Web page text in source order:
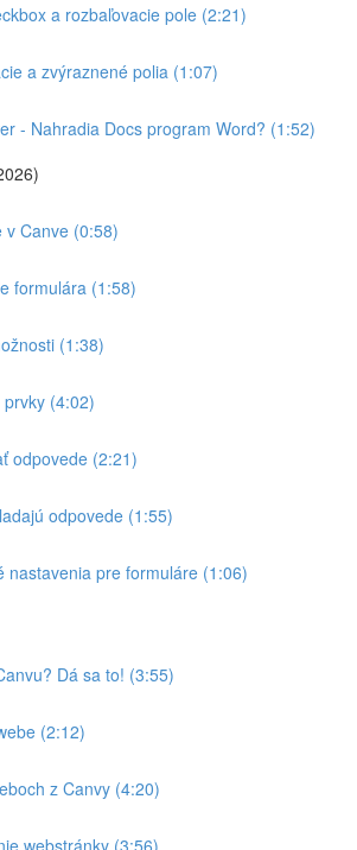
a rozbaľovacie pole (2:21)
a zvýraznené polia (1:07)
- Nahradia Docs program Word? (1:52)
v Canve (0:58)
formulára (1:58)
(1:38)
(4:02)
odpovede (2:21)
odpovede (1:55)
nastavenia pre formuláre (1:06)
Dá sa to! (3:55)
(2:12)
z Canvy (4:20)
webstránky (3:56)